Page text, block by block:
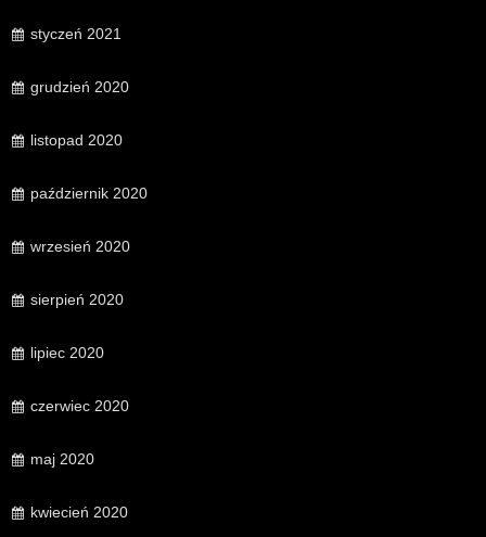
styczeń 2021
grudzień 2020
listopad 2020
październik 2020
wrzesień 2020
sierpień 2020
lipiec 2020
czerwiec 2020
maj 2020
kwiecień 2020